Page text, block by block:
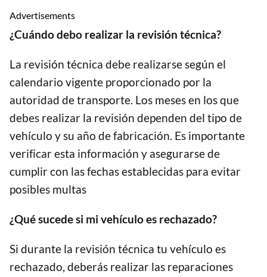
Advertisements
¿Cuándo debo realizar la revisión técnica?
La revisión técnica debe realizarse según el
calendario vigente proporcionado por la
autoridad de transporte. Los meses en los que
debes realizar la revisión dependen del tipo de
vehículo y su año de fabricación. Es importante
verificar esta información y asegurarse de
cumplir con las fechas establecidas para evitar
posibles multas
¿Qué sucede si mi vehículo es rechazado?
Si durante la revisión técnica tu vehículo es
rechazado, deberás realizar las reparaciones